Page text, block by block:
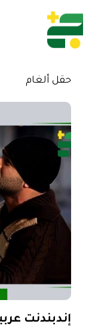
حقل ألغام
إندبندنت